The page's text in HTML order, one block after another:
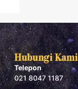
Hubungi Kami
Telepon
021 8047 1187